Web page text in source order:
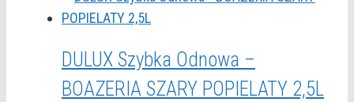
DULUX Szybka Odnowa –
BOAZERIA SZARY POPIELATY 2,5L